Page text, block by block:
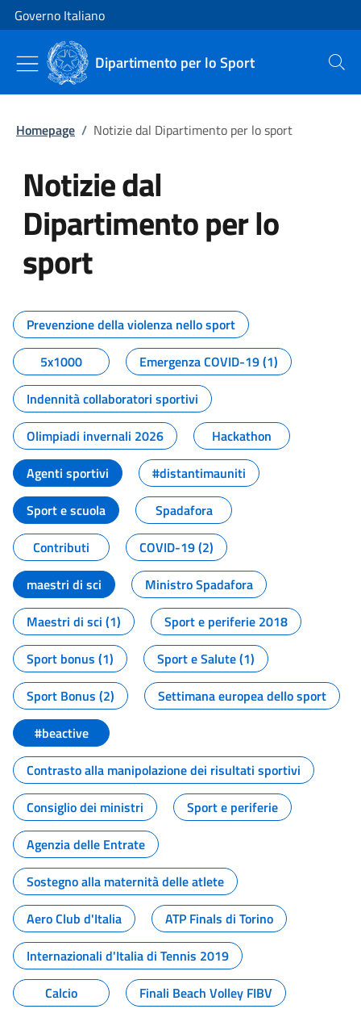
Vai al contenuto
Vai alla navigazione del sito
Governo Italiano
Dipartimento per lo Sport Cerca
Homepage / Notizie dal Dipartimento per lo sport
Notizie dal
Dipartimento per lo
sport
Tutti i contenuti della pagina
Prevenzione della violenza nello sport
5x1000
Emergenza COVID-19 (1)
Indennità collaboratori sportivi
Olimpiadi invernali 2026
Hackathon
Agenti sportivi
#distantimauniti
Sport e scuola
Spadafora
Contributi
COVID-19 (2)
maestri di sci
Ministro Spadafora
Maestri di sci (1)
Sport e periferie 2018
Sport bonus (1)
Sport e Salute (1)
Sport Bonus (2)
Settimana europea dello sport
#beactive
Contrasto alla manipolazione dei risultati sportivi
Consiglio dei ministri
Sport e periferie
Agenzia delle Entrate
Sostegno alla maternità delle atlete
Aero Club d'Italia
ATP Finals di Torino
Internazionali d'Italia di Tennis 2019
Calcio
Finali Beach Volley FIBV